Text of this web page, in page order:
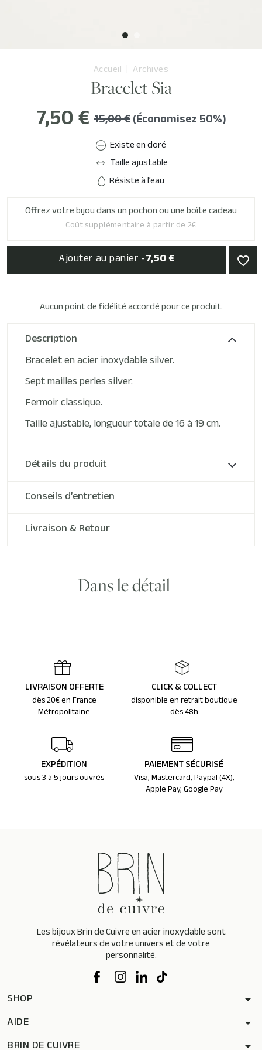
Accueil Archives
Bracelet Sia
7,50 € 15,00 €(Économisez 50%)
Existe en doré
Taille ajustable
Résiste à l’eau
Offrez votre bijou dans un pochon ou une boîte cadeau
Coût supplémentaire à partir de 2€
Ajouter au panier -7,50 € favorite_border
Aucun point de fidélité accordé pour ce produit.
Description
Bracelet en acier inoxydable silver.
Sept mailles perles silver.
Fermoir classique.
Taille ajustable, longueur totale de 16 à 19 cm.
Détails du produit
Conseils d’entretien
Livraison & Retour
Dans le détail
LIVRAISON OFFERTE
dès 20€ en France
Métropolitaine
CLICK & COLLECT
disponible en retrait boutique
dès 48h
EXPÉDITION
sous 3 à 5 jours ouvrés
PAIEMENT SÉCURISÉ
Visa, Mastercard, Paypal (4X),
Apple Pay, Google Pay
Les bijoux Brin de Cuivre en acier inoxydable sont
révélateurs de votre univers et de votre
personnalité.
SHOP arrow_drop_down
AIDE arrow_drop_down
arrow_drop_down